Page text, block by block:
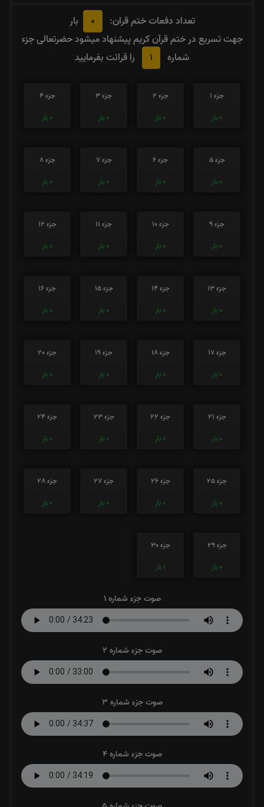
تعداد دفعات ختم قران: 0
بار
جهت تسریع در ختم قرآن کریم پیشنهاد میشود حضرتعالی جزء
شماره
1 را قرائت بفرمایید
جزء 1
0 بار
جزء 2
0 بار
جزء 3
0 بار
جزء 4
0 بار
جزء 5
0 بار
جزء 6
0 بار
جزء 7
0 بار
جزء 8
0 بار
جزء 9
0 بار
جزء 10
0 بار
جزء 11
0 بار
جزء 12
0 بار
جزء 13
0 بار
جزء 14
0 بار
جزء 15
0 بار
جزء 16
0 بار
جزء 17
0 بار
جزء 18
0 بار
جزء 19
0 بار
جزء 20
0 بار
جزء 21
0 بار
جزء 22
0 بار
جزء 23
0 بار
جزء 24
0 بار
جزء 25
0 بار
جزء 26
0 بار
جزء 27
0 بار
جزء 28
0 بار
جزء 29
0 بار
جزء 30
1 بار
صوت جزء شماره 1
صوت جزء شماره 2
صوت جزء شماره 3
صوت جزء شماره 4